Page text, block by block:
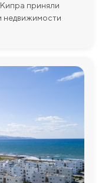
приняли
недвижимости